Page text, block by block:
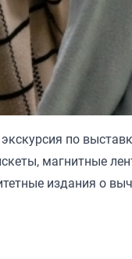
по
магнитные
издания о